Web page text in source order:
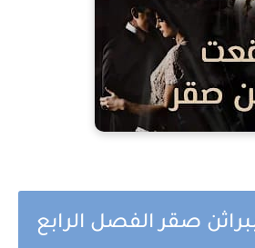
صقر الفصل الرابع